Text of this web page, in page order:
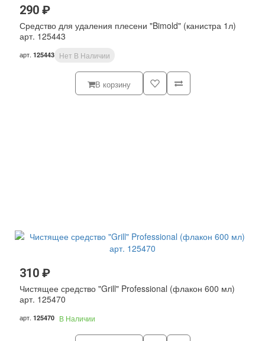
290 ₽
Средство для удаления плесени "Bimold" (канистра 1л)
арт. 125443
арт. 125443 Нет В Наличии
В корзину
310 ₽
Чистящее средство "Grill" Professional (флакон 600 мл)
арт. 125470
арт. 125470 В Наличии